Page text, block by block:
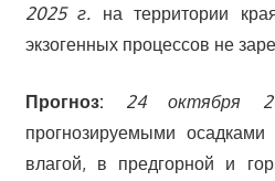
2025 г. на территории
экзогенных процессов не
Прогноз: 24 октября
прогнозируемыми
влагой, в предгорной и